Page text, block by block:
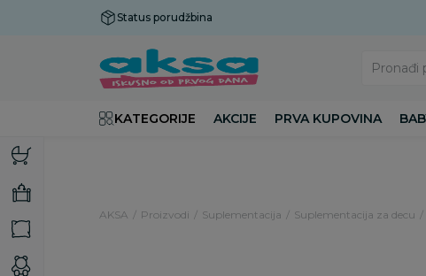
Status porudžbina
Pronađi
KATEGORIJE AKCIJE PRVA KUPOVINA
AKSA Proizvodi Suplementacija Suplementacija za decu